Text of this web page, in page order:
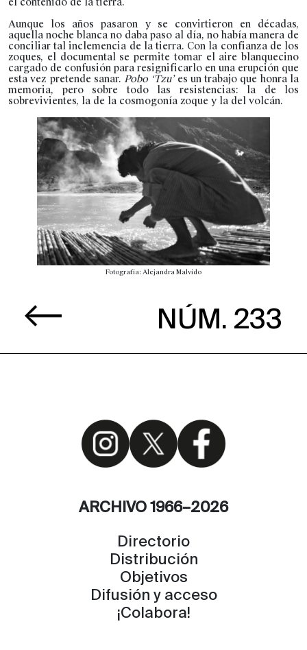
Aunque los años pasaron y se convirtieron en décadas,
aquella noche blanca no daba paso al día, no había manera de
conciliar tal inclemencia de la tierra. Con la confianza de los
zoques, el documental se permite tomar el aire blanquecino
cargado de confusión para resignificarlo en una erupción que
esta vez pretende sanar.Pobo ‘Tzu’ es un trabajo que honra la
memoria, pero sobre todo las resistencias: la de los
sobrevivientes, la de la cosmogonía zoque y la del volcán.
Fotografía: Alejandra Malvido
NÚM. 233
ARCHIVO 1966–2026
Directorio
Distribución
Objetivos
Difusión y acceso
¡Colabora!